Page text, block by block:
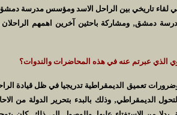
في لقاء تاريخي بين الراحل الاسد ومؤسس مدرسة
دمشق‚ ومشاركة باحثين آخرين اهمهم الراحلان
الذي عبرتم عنه في هذه المحاضرات والندوات؟
تعميق الديمقراطية تدريجيا في ظل قيادة
الديمقراطي‚ وذلك بالبدء بتحرير الدولة من